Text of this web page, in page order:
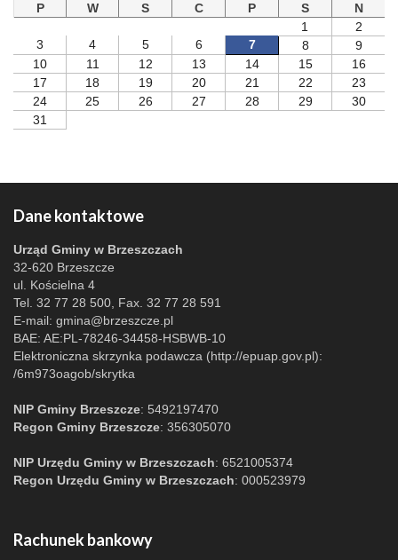
P
W S C P S
N
1
2
3
4 5 6 7 8
9
10
11 12 13 14 15
16
17
18 19 20 21 22
23
24
25 26 27 28 29
30
31
Dane kontaktowe
Urząd Gminy w Brzeszczach
32-620 Brzeszcze
ul. Kościelna 4
Tel. 32 77 28 500, Fax. 32 77 28 591
E-mail: gmina@brzeszcze.pl
BAE: AE:PL-78246-34458-HSBWB-10
Elektroniczna skrzynka podawcza (http://epuap.gov.pl):
/6m973oagob/skrytka
NIP Gminy Brzeszcze: 5492197470
Regon Gminy Brzeszcze: 356305070
NIP Urzędu Gminy w Brzeszczach: 6521005374
Regon Urzędu Gminy w Brzeszczach: 000523979
Rachunek bankowy